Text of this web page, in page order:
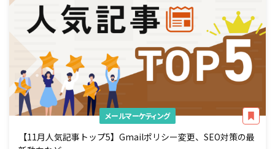
メールマーケティング
【11月人気記事トップ5】Gmailポリシー変更、SEO対策の最